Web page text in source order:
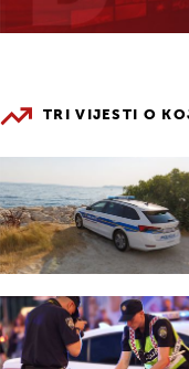
TRI VIJESTI O